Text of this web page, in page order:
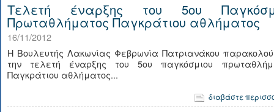
Τελετή έναρξης του 5ου
Πρωταθλήματος Παγκράτιου αθλήματος
16/11/2012
Η Βουλευτής Λακωνίας Φεβρωνία Πατριανάκου
την τελετή έναρξης του 5ου παγκόσμιου
Παγκράτιου αθλήματος...
διαβάστε